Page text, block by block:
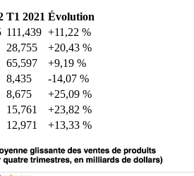
T1 2021 Évolution
111,439 +11,22 %
28,755
+20,43 %
65,597
+9,19 %
8,435
-14,07 %
8,675
+25,09 %
15,761
+23,82 %
12,971 +13,33 %